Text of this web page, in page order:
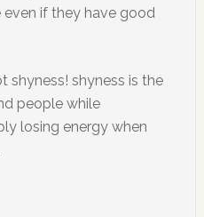
even if they have good
shyness! shyness is the
people while
losing energy when